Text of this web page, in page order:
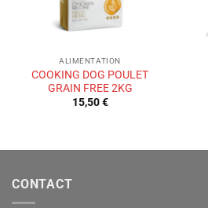
ALIMENTATION
COOKING DOG POULET
GRAIN FREE 2KG
15,50€
CONTACT